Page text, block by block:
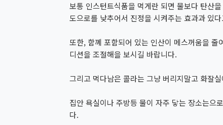
보통 인스턴트식품을 먹게란 되면 물보다 탄산
도으로를 낮추어서 진정을 시켜주는 효과과 있
또한, 함꼐 포함되어 있는 인산이 메스꺼움을
디션을 조절해을 보시길 바랍니다.
그리고 먹다남은 콜라는 그냥 버리지말고 화잘
집안 욕실이나 주방등 물이 자주 닿는 장소는으
다.